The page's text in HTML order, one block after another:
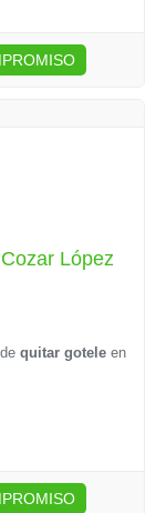
López
quitar gotele en